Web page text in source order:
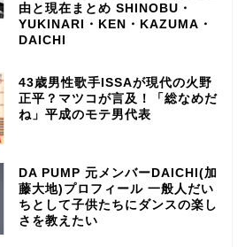
由と現在まとめ SHINOBU・
YUKINARI・KEN・KAZUMA・
DAICHI
43歳男性歌手ISSAが現代の火野
正平？マツコが言及！「総なめだ
ね」平成のモテ男代表
DA PUMP 元メンバーDAICHI(加
藤大地)プロフィール 一般人だい
ちとして子供たちにダンスの楽し
さを教えたい